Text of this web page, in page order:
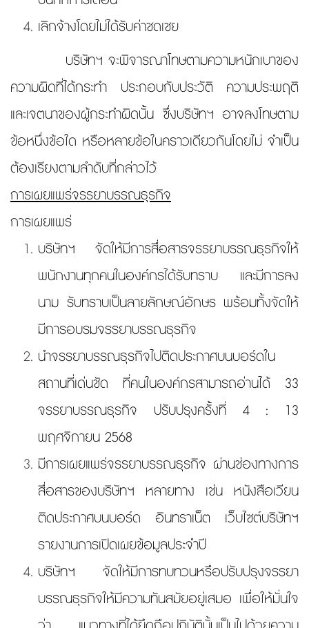
เลิกจ้างโดยไม่ได้รับค่าชดเชย
บริษัทฯ จะพิจารณาโทษตามความหนักเบาของ
ความผิดที่ได้กระทำ ประกอบกับประวัติ ความประพฤติ
และเจตนาของผู้กระทำผิดนั้น ซึ่งบริษัทฯ อาจลงโทษตาม
ข้อหนึ่งข้อใด หรือหลายข้อในคราวเดียวกันโดยไม่ จำเป็น
ต้องเรียงตามลำดับที่กล่าวไว้
การเผยแพร่จรรยาบรรณธุรกิจ
การเผยแพร่
บริษัทฯ จัดให้มีการสื่อสารจรรยาบรรณธุรกิจให้
พนักงานทุกคนในองค์กรได้รับทราบ และมีการลง
นาม รับทราบเป็นลายลักษณ์อักษร พร้อมทั้งจัดให้
มีการอบรมจรรยาบรรณธุรกิจ
นำจรรยาบรรณธุรกิจไปติดประกาศบนบอร์ดใน
สถานที่เด่นชัด ที่คนในองค์กรสามารถอ่านได้ 33
จรรยาบรรณธุรกิจ ปรับปรุงครั้งที่ 4 : 13
พฤศจิกายน 2568
มีการเผยแพร่จรรยาบรรณธุรกิจ ผ่านช่องทางการ
สื่อสารของบริษัทฯ หลายทาง เช่น หนังสือเวียน
ติดประกาศบนบอร์ด อินทราเน็ต เว็บไซต์บริษัทฯ
รายงานการเปิดเผยข้อมูลประจำปี
บริษัทฯ จัดให้มีการทบทวนหรือปรับปรุงจรรยา
บรรณธุรกิจให้มีความทันสมัยอยู่เสมอ เพื่อให้มั่นใจ